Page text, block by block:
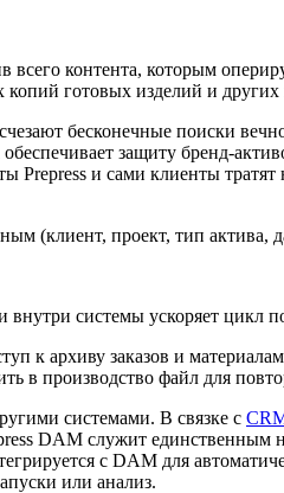
контента, которым
готовых изделий и
бесконечные поиски
защиту бренд-
Prepress и сами клиенты
(клиент, проект, тип актива,
системы ускоряет цикл
к архиву заказов и
производство файл для
системами. В связке с
DAM служит
с DAM для
или анализ.